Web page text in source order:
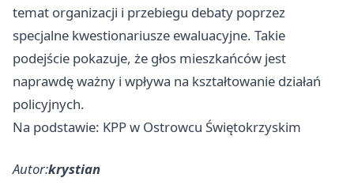
temat organizacji i przebiegu debaty poprzez
specjalne kwestionariusze ewaluacyjne. Takie
podejście pokazuje, że głos mieszkańców jest
naprawdę ważny i wpływa na kształtowanie działań
policyjnych.
Na podstawie: KPP w Ostrowcu Świętokrzyskim
Autor:krystian